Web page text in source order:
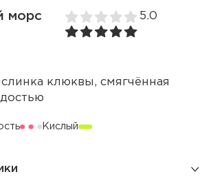
морс 5.0
клюквы, смягчённая
Кислый